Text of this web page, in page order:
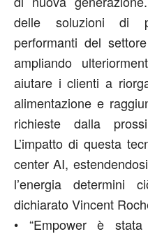
delle soluzioni di
performanti del
ampliando
aiutare i clienti a
alimentazione e
richieste dalla
L’impatto di questa
center AI,
l’energia determini
dichiarato Vincent
• “Empower è